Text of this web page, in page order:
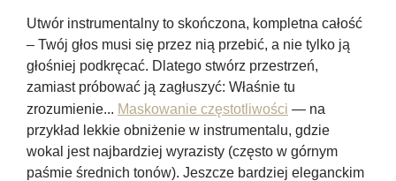
Utwór instrumentalny to skończona, kompletna całość
– Twój głos musi się przez nią przebić, a nie tylko ją
głośniej podkręcać. Dlatego stwórz przestrzeń,
zamiast próbować ją zagłuszyć: Właśnie tu
zrozumienie... Maskowanie częstotliwości — na
przykład lekkie obniżenie w instrumentalu, gdzie
wokal jest najbardziej wyrazisty (często w górnym
paśmie średnich tonów). Jeszcze bardziej eleganckim